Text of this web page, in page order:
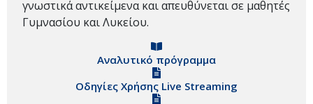
γνωστικά αντικείμενα και απευθύνεται σε μαθητές
Γυμνασίου και Λυκείου.
Αναλυτικό πρόγραμμα
Οδηγίες Χρήσης Live Streaming